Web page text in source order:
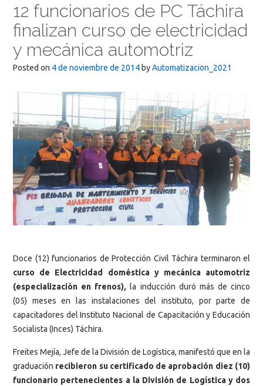
12 funcionarios de PC Táchira
finalizan curso de electricidad
y mecánica automotriz
Posted on 4 de noviembre de 2014 byAutomatizacion_2021
Doce (12) funcionarios de Protección Civil Táchira terminaron el
curso de Electricidad doméstica y mecánica automotriz
(especialización en frenos), la inducción duró más de cinco
(05) meses en las instalaciones del instituto, por parte de
capacitadores del Instituto Nacional de Capacitación y Educación
Socialista (Inces) Táchira.
Freites Mejía, Jefe de la División de Logística, manifestó que en la
graduación recibieron su certificado de aprobación diez (10)
funcionario pertenecientes a la División de Logística y dos